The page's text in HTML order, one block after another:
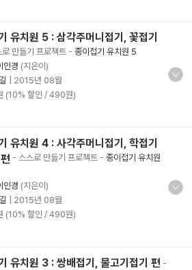
유치원 5 : 삼각주머니접기, 꽃접기
만들기 프로젝트 - 종이접기 유치원 5
인경 (지은이)
2015년 08월
(10% 할인 / 490원)
유치원 4 : 사각주머니접기, 학접기
- 스스로 만들기 프로젝트 - 종이접기 유치원
인경 (지은이)
2015년 08월
(10% 할인 / 490원)
유치원 3 : 쌍배접기, 물고기접기 편 -